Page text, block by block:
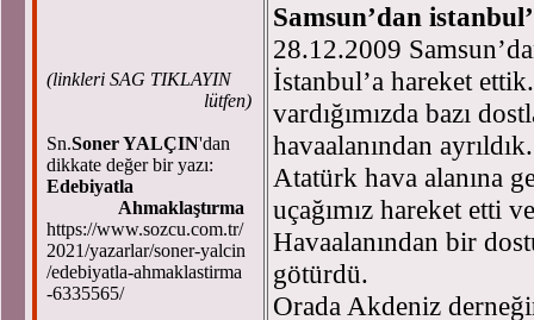
(linkleri SAG TIKLAYIN
lütfen)
Sn.Soner YALÇIN'dan
dikkate değer bir yazı:
Edebiyatla
Ahmaklaştırma
https://www.sozcu.com.tr/
2021/yazarlar/soner-yalcin
/edebiyatla-ahmaklastirma
-6335565/
Samsun’dan
28.12.2009
İstanbul’a hareket
vardığımızda bazı
havaalanından
Atatürk hava alanına
uçağımız hareket etti
Havaalanından bir
götürdü.
Orada Akdeniz